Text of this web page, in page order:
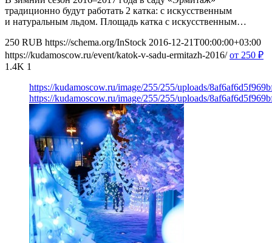
традиционно будут работать 2 катка: с искусственным
и натуральным льдом. Площадь катка с искусственным…
250 RUB https://schema.org/InStock 2016-12-21T00:00:00+03:00
https://kudamoscow.ru/event/katok-v-sadu-ermitazh-2016/ от 250 ₽
1.4K 1
https://kudamoscow.ru/image/255/255/uploads/
https://kudamoscow.ru/image/255/255/uploads/